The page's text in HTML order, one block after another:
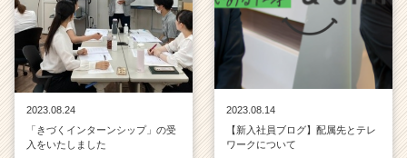
2023.08.24
「きづくインターンシップ」の受
入をいたしました
2023.08.14
【新入社員ブログ】配属先とテレ
ワークについて